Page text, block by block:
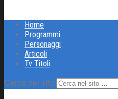
Home
Programmi
Personaggi
Articoli
Tv Titoli
Cerca nel sito